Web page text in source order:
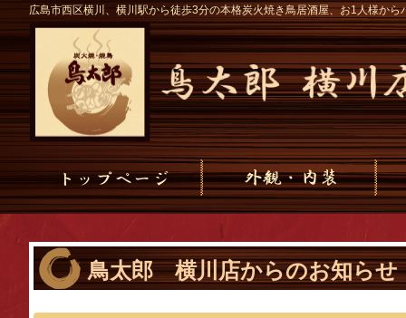
広島市西区横川、横川駅から徒歩3分の本格炭火焼き鳥居酒屋、お1人様か
鳥太郎 横川店からのお知らせ